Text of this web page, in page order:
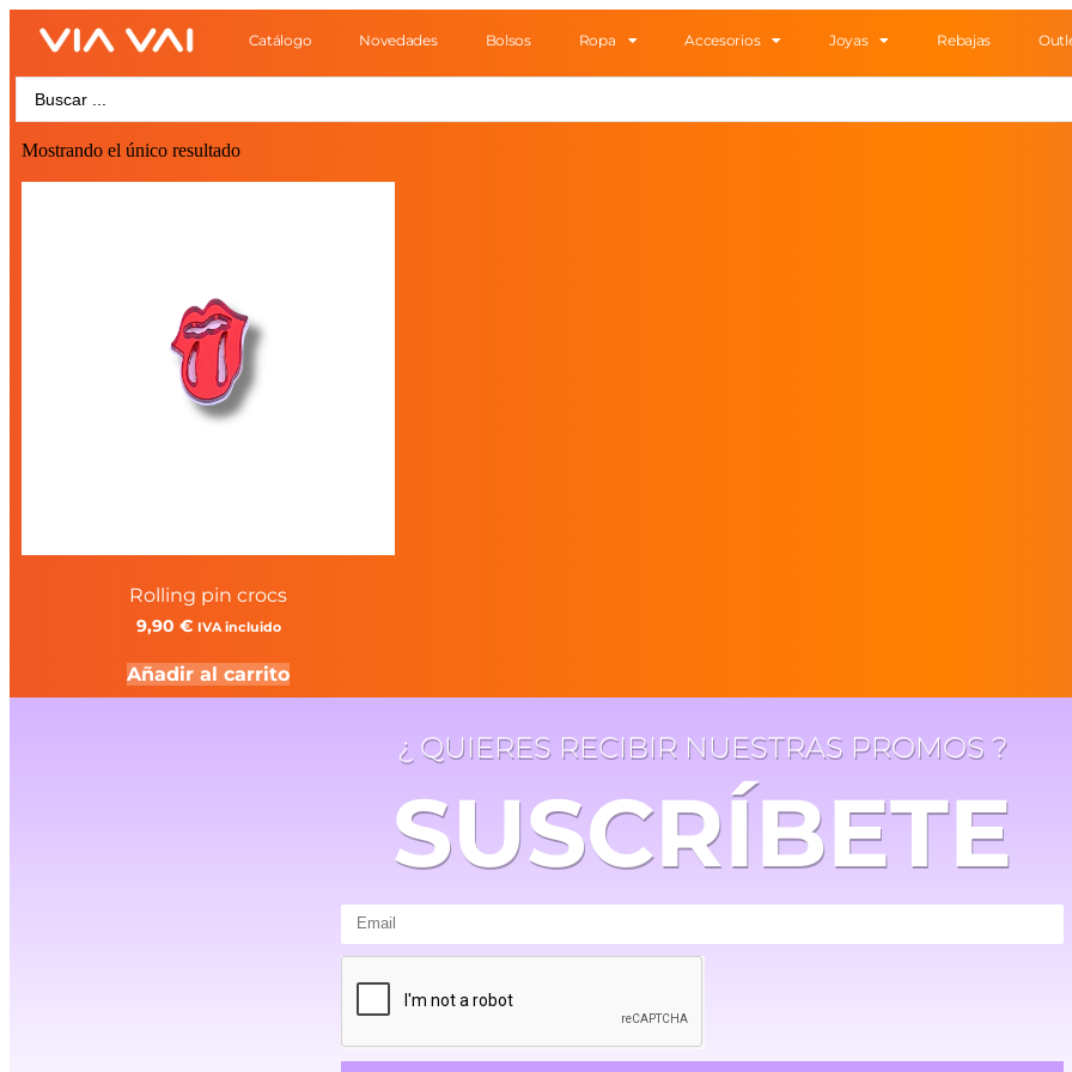
Catálogo Novedades Bolsos Ropa Accesorios Joyas Rebajas
Mostrando el único resultado
Rolling pin crocs
9,90 € IVA incluido
Añadir al carrito
¿ QUIERES RECIBIR NUESTRAS PROMOS ?
SUSCRÍBETE